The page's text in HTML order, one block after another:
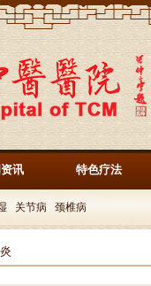
讯 特色疗法
关节病 颈椎病